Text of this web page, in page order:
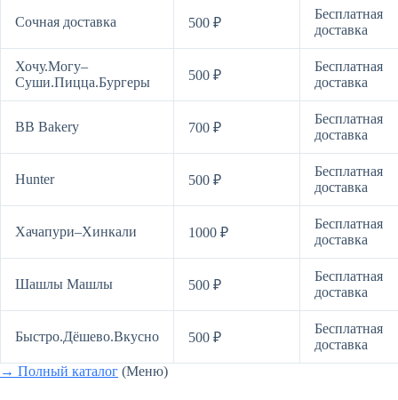
Сочная доставка 500 ₽
Бесплатная
доставка
Хочу.Могу–
Суши.Пицца.Бургеры
500 ₽
Бесплатная
доставка
BB Bakery 700 ₽
Бесплатная
доставка
Hunter 500 ₽
Бесплатная
доставка
Хачапури–Хинкали 1000 ₽
Бесплатная
доставка
Шашлы Машлы 500 ₽
Бесплатная
доставка
Быстро.Дёшево.Вкусно 500 ₽
Бесплатная
доставка
→ Полный каталог (Меню)